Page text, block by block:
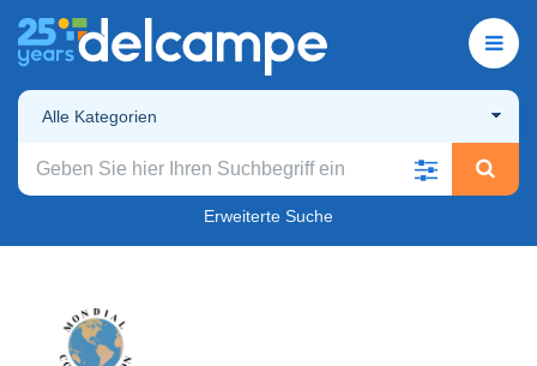
Alle Kategorien
Erweiterte Suche